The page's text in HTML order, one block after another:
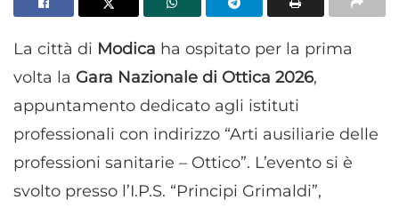
La città di Modica ha ospitato per la prima
volta la Gara Nazionale di Ottica 2026,
appuntamento dedicato agli istituti
professionali con indirizzo “Arti ausiliarie delle
professioni sanitarie – Ottico”. L’evento si è
svolto presso l’I.P.S. “Principi Grimaldi”,